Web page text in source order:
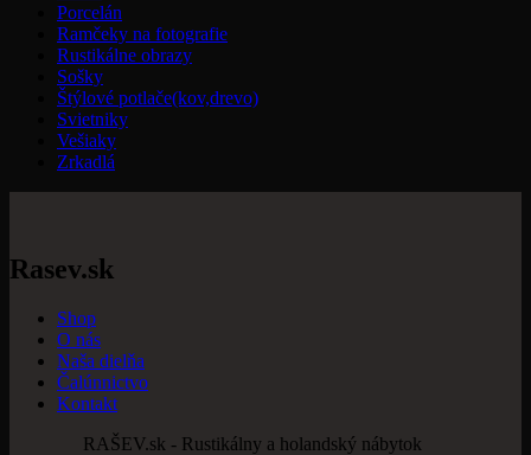
Porcelán
Ramčeky na fotografie
Rustikálne obrazy
Sošky
Štýlové potlače(kov,drevo)
Svietniky
Vešiaky
Zrkadlá
Rasev.sk
Shop
O nás
Naša dielňa
Čalúnnictvo
Kontakt
RAŠEV.sk - Rustikálny a holandský nábytok